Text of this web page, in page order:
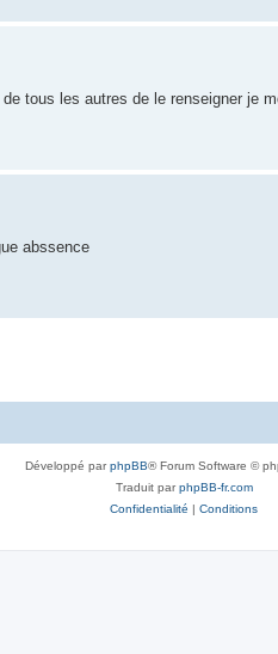
tous les autres de le renseigner je
abssence
Développé parphpBB® Forum Software ©
Traduit parphpBB-fr.com
Confidentialité | Conditions